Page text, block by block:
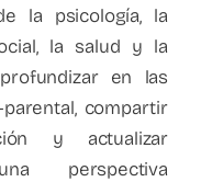
la psicología, la
la salud y la
en las
compartir
y actualizar
perspectiva